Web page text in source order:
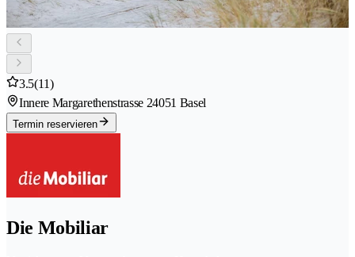
3.5(11)
Innere Margarethenstrasse 24051 Basel
Termin reservieren
Die Mobiliar